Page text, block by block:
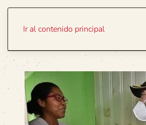
Ir al contenido principal